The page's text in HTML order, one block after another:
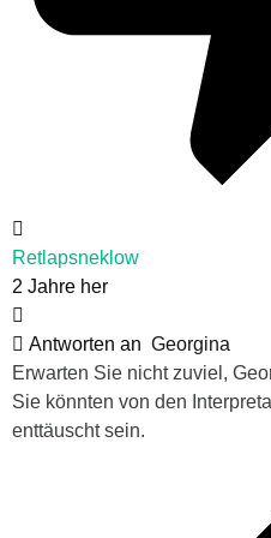
Retlapsneklow
2 Jahre her
Antworten an Georgina
Erwarten Sie nicht zuviel,
Sie könnten von den
enttäuscht sein.